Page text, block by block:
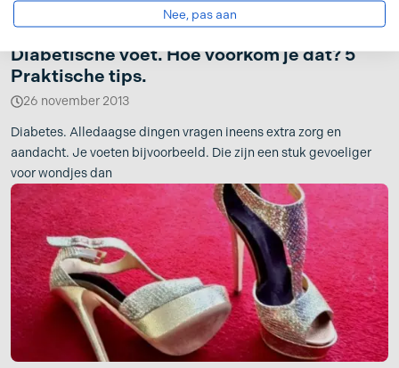
Diabetische voet. Hoe voorkom je dat? 5
Praktische tips.
26 november 2013
Diabetes. Alledaagse dingen vragen ineens extra zorg en
aandacht. Je voeten bijvoorbeeld. Die zijn een stuk gevoeliger
voor wondjes dan
Nee, pas aan